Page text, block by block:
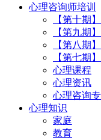
心理咨询师培训
【第十期
【第九期
【第八期
【第七期
心理课程
心理资讯
心理咨询
心理知识
家庭
教育